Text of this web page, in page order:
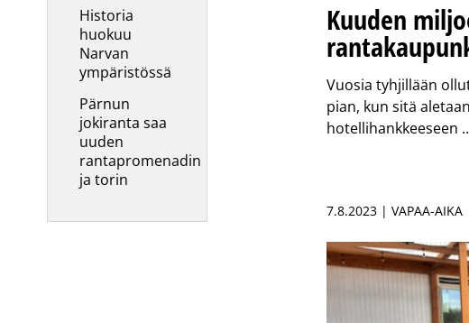
Historia
huokuu
Narvan
ympäristössä
Pärnun
jokiranta saa
uuden
rantapromenadin
ja torin
Kuuden
Vuosia tyhjillään
pian, kun sitä
hotellihankkeeseen
7.8.2023 | VAPAA-AIKA